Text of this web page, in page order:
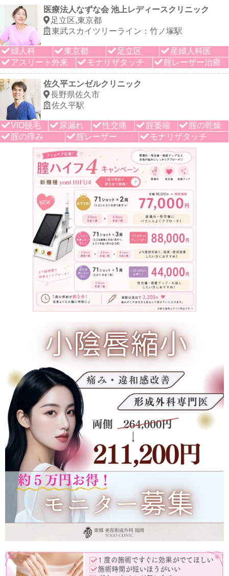
医療法人なずな会 池上レディースクリニック
足立区,東京都
東武スカイツリーライン：竹ノ塚駅
婦人科 東京都 足立区
産婦人科医
アスリート外来
モナリザタッチ 腟レーザー治療
佐久平エンゼルクリニック
長野県佐久市
佐久平駅
VIO脱毛 尿漏れ 性交痛 腟萎縮
腟の乾燥
腟の痒み
腟レーザー モナリザタッチ